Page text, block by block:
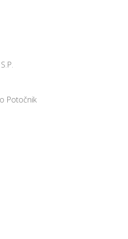
Potočnik